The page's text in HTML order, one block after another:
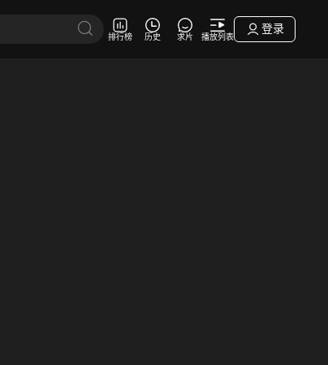
排行榜 历史 求片 播放列表
登录